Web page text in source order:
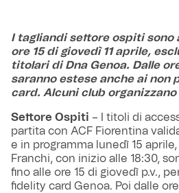
I tagliandi settore ospiti sono
ore 15 di giovedì 11 aprile,
titolari di Dna Genoa. Dalle
saranno estese anche ai non
card. Alcuni club
Settore Ospiti – I titoli di
partita con ACF Fiorentina
e in programma lunedì 15
Franchi, con inizio alle 18:30,
fino alle ore 15 di giovedì p.v.,
fidelity card Genoa. Poi dalle